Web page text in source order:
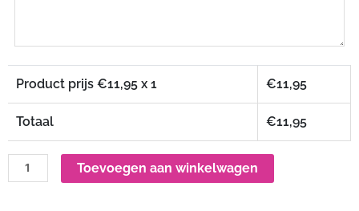
Product prijs €11,95 x 1 €11,95
Totaal €11,95
Toevoegen aan winkelwagen